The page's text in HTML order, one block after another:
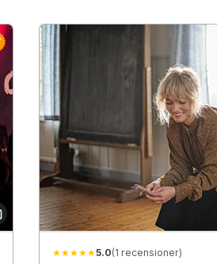
★★★★★5.0(1 recensioner)